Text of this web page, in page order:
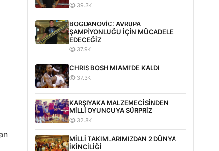
39.3K
BOGDANOVİC: AVRUPA
ŞAMPİYONLUĞU İÇİN MÜCADELE
EDECEĞİZ
37.9K
CHRIS BOSH MIAMI'DE KALDI
37.3K
KARŞIYAKA MALZEMECİSİNDEN
MİLLİ OYUNCUYA SÜRPRİZ
32.8K
MİLLİ TAKIMLARIMIZDAN 2 DÜNYA
İKİNCİLİĞİ